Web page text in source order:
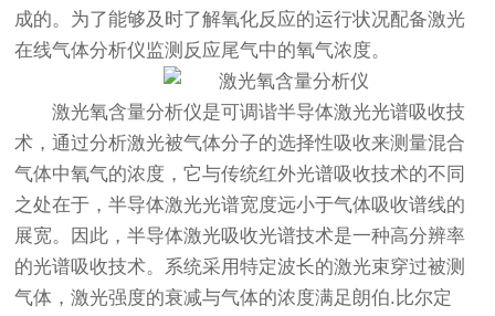
成的。为了能够及时了解氧化反应的运行状况配备激光
在线气体分析仪监测反应尾气中的氧气浓度。
激光氧含量分析仪是可调谐半导体激光光谱吸收技
术，通过分析激光被气体分子的选择性吸收来测量混合
气体中氧气的浓度，它与传统红外光谱吸收技术的不同
之处在于，半导体激光光谱宽度远小于气体吸收谱线的
展宽。因此，半导体激光吸收光谱技术是一种高分辨率
的光谱吸收技术。系统采用特定波长的激光束穿过被测
气体，激光强度的衰减与气体的浓度满足朗伯.比尔定